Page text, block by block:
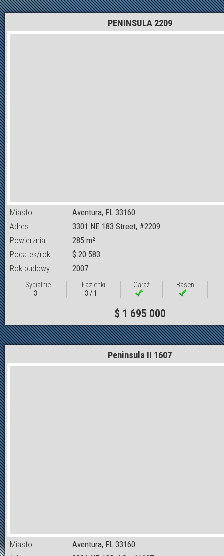
PENINSULA 2209
Miasto
Aventura, FL 33160
Adres
3301 NE 183 Street, #2209
Powierznia
285 m²
Podatek/rok
$ 20 583
Rok budowy
2007
Sypialnie
3
Łazienki
3 / 1
Garaż Basen
$ 1 695 000
Peninsula II 1607
Miasto
Aventura, FL 33160